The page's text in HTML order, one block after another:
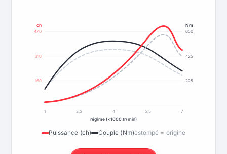
160
310
470
225
425
650
ch Nm
1 2,5 4 5,5
7
régime (×1000 tr/min)
Puissance (ch) Couple (Nm)estompé = origine